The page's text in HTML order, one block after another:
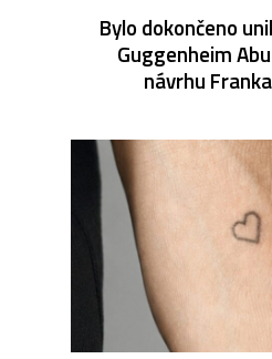
Bylo dokončeno
Guggenheim
návrhu